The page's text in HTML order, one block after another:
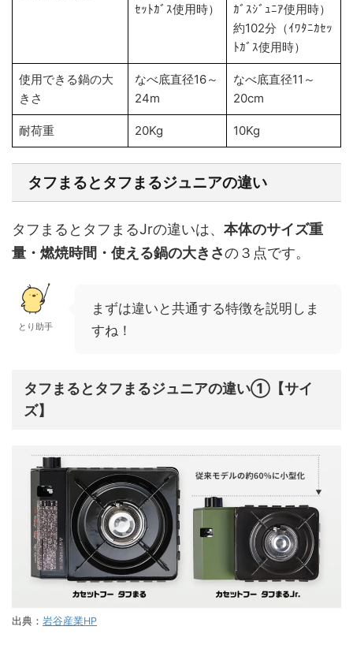
ｾｯﾄｶﾞｽ使用時）
ｶﾞｽｼﾞｭﾆｱ使用時）
約102分（ｲﾜﾀﾆｶｾｯ
ﾄｶﾞｽ使用時）
使用できる鍋の大
きさ
なべ底直径16～
24m
なべ底直径11～
20cm
耐荷重 20Kg 10Kg
タフまるとタフまるジュニアの違い
タフまるとタフまるJrの違いは、 本体のサイズ重
量・燃焼時間・使える鍋の大きさの３点です。
とり助手
まずは違いと共通する特徴を説明しま
すね！
タフまるとタフまるジュニアの違い①【サイ
ズ】
出典： 岩谷産業HP